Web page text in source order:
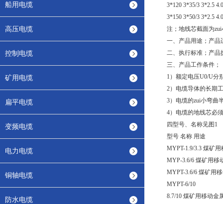
船用电缆
高压电缆
控制电缆
矿用电缆
扁平电缆
变频电缆
电力电缆
铜轴电缆
防水电缆
3*120 3*35/3 3*2.5
3*150 3*50/3 3*2.5
注；地线芯截面为
一、产品用途；产品
二、执行标准；产品
三、产品工作条件；
1）额定电压U0/U分
2）电缆导体的长期
3）电缆的zui小弯曲
4）电缆的地线芯必
四型号、名称见图1
型号 名称 用途
MYPT-1.9/3.3 煤矿
MYP-3.6/6 煤矿用移
MYPT-3.6/6 煤矿用
MYPT-6/10
8.7/10 煤矿用移动金